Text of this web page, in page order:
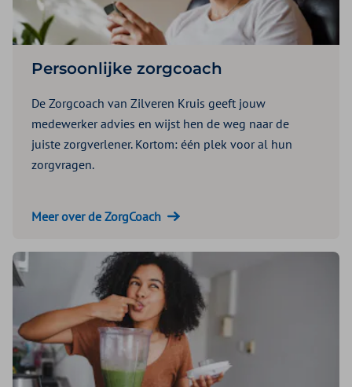
Persoonlijke zorgcoach
De Zorgcoach van Zilveren Kruis geeft jouw
medewerker advies en wijst hen de weg naar de
juiste zorgverlener. Kortom: één plek voor al hun
zorgvragen.
Meer over de ZorgCoach